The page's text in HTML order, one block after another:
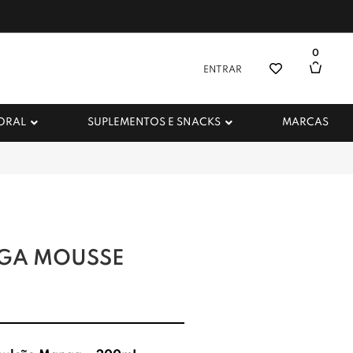
ENTRAR
0
SUPLEMENTOS E SNACKS MARCAS
MOUSSE